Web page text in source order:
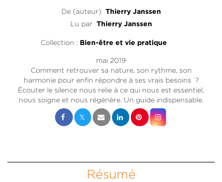
De (auteur) Thierry Janssen
Lu par Thierry Janssen
Collection : Bien-être et vie pratique
mai 2019
Comment retrouver sa nature, son rythme, son
harmonie pour enfin répondre à ses vrais besoins ?
Écouter le silence nous relie à ce qui nous est essentiel,
nous soigne et nous régénère. Un guide indispensable.
Résumé